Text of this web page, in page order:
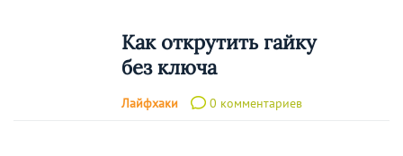
Как открутить гайку
без ключа
Лайфхаки 0 комментариев